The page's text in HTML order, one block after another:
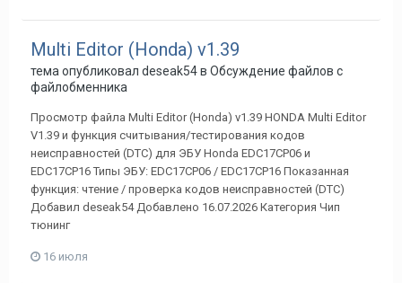
Multi Editor (Honda) v1.39
тема опубликовал deseak54в Обсуждение файлов с
файлобменника
Просмотр файла Multi Editor (Honda) v1.39 HONDA Multi Editor
V1.39 и функция считывания/тестирования кодов
неисправностей (DTC) для ЭБУ Honda EDC17CP06 и
EDC17CP16 Типы ЭБУ: EDC17CP06 / EDC17CP16 Показанная
функция: чтение / проверка кодов неисправностей (DTC)
Добавил deseak54 Добавлено 16.07.2026 Категория Чип
тюнинг
16 июля